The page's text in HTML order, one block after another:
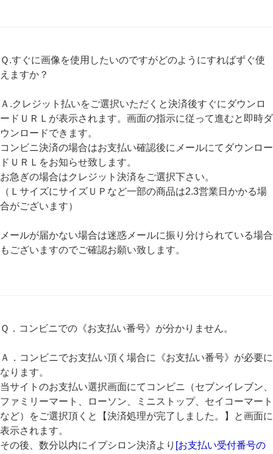
Ｑ.すぐに画像を使用したいのですがどのようにすればずぐ使
えますか？
Ａ.クレジット払いをご選択いただくと決済後すぐにダウンロ
ードＵＲＬが表示されます。画面の指示に従って進むと即時ダ
ウンロードできます。
コンビニ決済の場合はお支払い確認後にメールにてダウンロー
ドＵＲＬをお知らせ致します。
お急ぎの場合はクレジット決済をご選択下さい。
（ＬサイズにサイズＵＰなど一部の商品は2.3営業日かかる場
合がございます）
メールが届かない場合は迷惑メールに振り分けられている場合
もございますのでご確認お願い致します。
Ｑ．コンビニでの《お支払い番号》が分かりません。
Ａ．コンビニでお支払い頂く場合に《お支払い番号》が必要に
なります。
当サイトのお支払い選択画面にてコンビニ（セブンイレブン、
ファミリーマート、ローソン、ミニストップ、セイコーマート
など）をご選択頂くと【決済処理が完了しました。】と画面に
表示されます。
その後、数分以内にイプシロン決済より [お支払い受付番号の